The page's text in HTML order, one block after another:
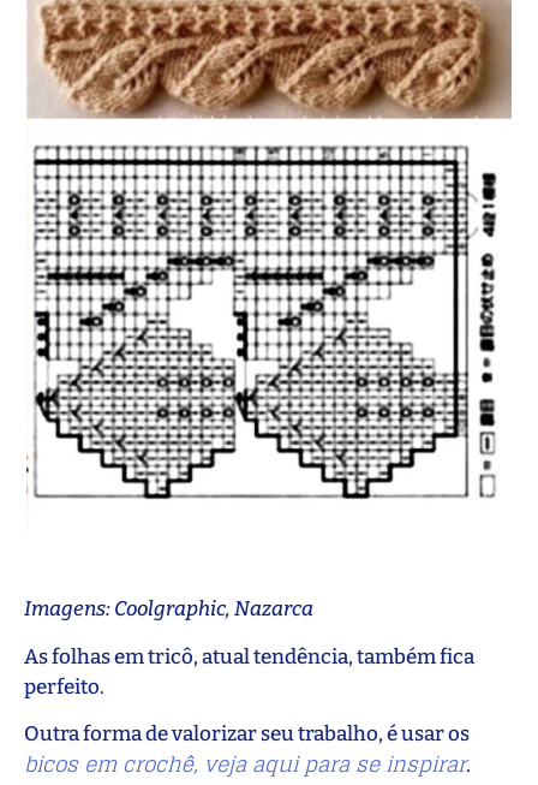
Imagens: Coolgraphic, Nazarca
As folhas em tricô, atual tendência, também fica
perfeito.
Outra forma de valorizar seu trabalho, é usar os
bicos em crochê, veja aqui para se inspirar.